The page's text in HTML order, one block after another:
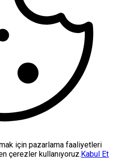
için pazarlama faaliyetleri
çerezler kullanıyoruz. Kabul Et